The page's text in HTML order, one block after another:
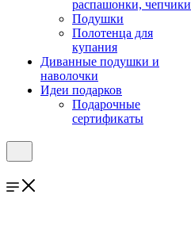
распашонки, чепчики
Подушки
Полотенца для
купания
Диванные подушки и
наволочки
Идеи подарков
Подарочные
сертификаты